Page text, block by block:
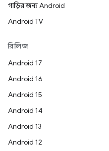
গাড়ির জন্য Android
Android TV
রিলিজ
Android 17
Android 16
Android 15
Android 14
Android 13
Android 12